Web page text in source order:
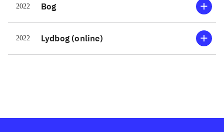
2022 Bog
2022 Lydbog (online)